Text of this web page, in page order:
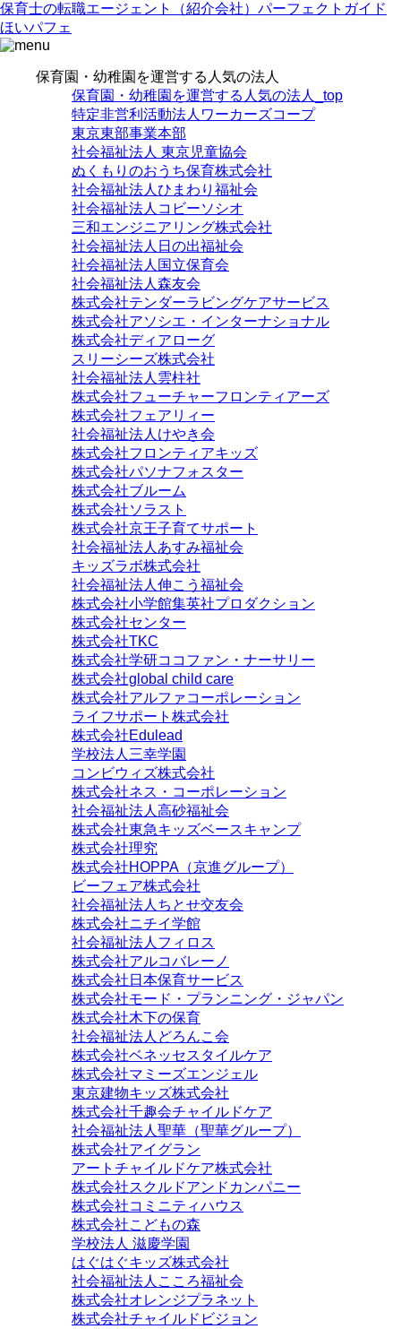
保育士の転職エージェント（紹介会社）パーフェクトガイド
ほいパフェ
保育園・幼稚園を運営する人気の法人
保育園・幼稚園を運営する人気の法人_top
特定非営利活動法人ワーカーズコープ
東京東部事業本部
社会福祉法人 東京児童協会
ぬくもりのおうち保育株式会社
社会福祉法人ひまわり福祉会
社会福祉法人コビーソシオ
三和エンジニアリング株式会社
社会福祉法人日の出福祉会
社会福祉法人国立保育会
社会福祉法人森友会
株式会社テンダーラビングケアサービス
株式会社アソシエ・インターナショナル
株式会社ディアローグ
スリーシーズ株式会社
社会福祉法人雲柱社
株式会社フューチャーフロンティアーズ
株式会社フェアリィー
社会福祉法人けやき会
株式会社フロンティアキッズ
株式会社パソナフォスター
株式会社ブルーム
株式会社ソラスト
株式会社京王子育てサポート
社会福祉法人あすみ福祉会
キッズラボ株式会社
社会福祉法人伸こう福祉会
株式会社小学館集英社プロダクション
株式会社センター
株式会社TKC
株式会社学研ココファン・ナーサリー
株式会社global child care
株式会社アルファコーポレーション
ライフサポート株式会社
株式会社Edulead
学校法人三幸学園
コンビウィズ株式会社
株式会社ネス・コーポレーション
社会福祉法人高砂福祉会
株式会社東急キッズベースキャンプ
株式会社理究
株式会社HOPPA（京進グループ）
ビーフェア株式会社
社会福祉法人ちとせ交友会
株式会社ニチイ学館
社会福祉法人フィロス
株式会社アルコバレーノ
株式会社日本保育サービス
株式会社モード・プランニング・ジャパン
株式会社木下の保育
社会福祉法人どろんこ会
株式会社ベネッセスタイルケア
株式会社マミーズエンジェル
東京建物キッズ株式会社
株式会社千趣会チャイルドケア
社会福祉法人聖華（聖華グループ）
株式会社アイグラン
アートチャイルドケア株式会社
株式会社スクルドアンドカンパニー
株式会社コミニティハウス
株式会社こどもの森
学校法人 滋慶学園
はぐはぐキッズ株式会社
社会福祉法人こころ福祉会
株式会社オレンジプラネット
株式会社チャイルドビジョン